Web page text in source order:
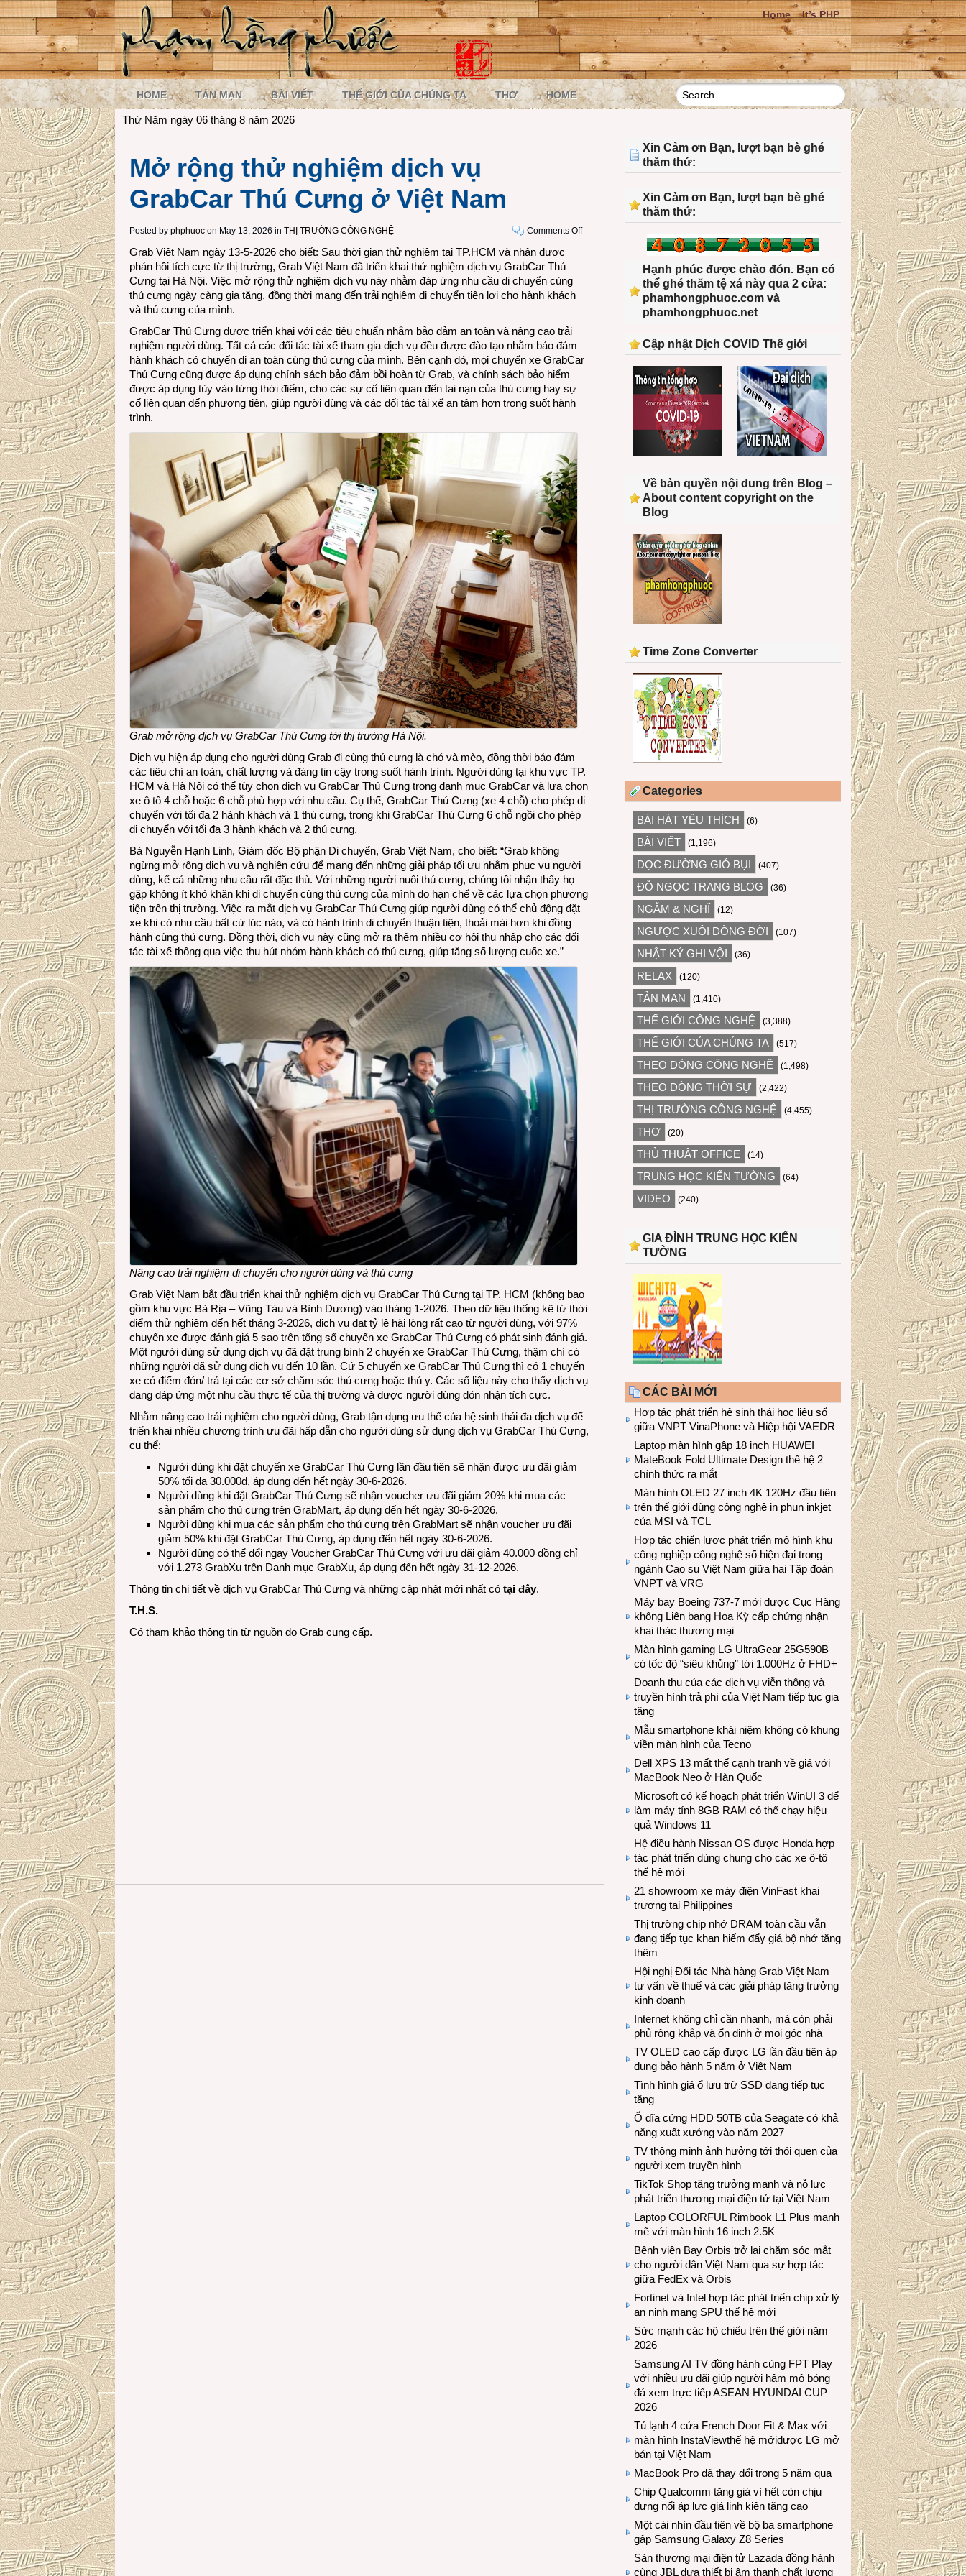
Home It’s PHP
HOME TẢN MẠN BÀI VIẾT THẾ GIỚI CỦA CHÚNG TA THƠ HOME
Thứ Năm ngày 06 tháng 8 năm 2026
Mở rộng thử nghiệm dịch vụ
GrabCar Thú Cưng ở Việt Nam
Posted by phphuoc on May 13, 2026 in THỊ TRƯỜNG CÔNG NGHỆ Comments Offon
Cưng
Grab Việt Nam ngày 13-5-2026 cho biết: Sau thời gian thử nghiệm tại TP.HCM và nhận được
phản hồi tích cực từ thị trường, Grab Việt Nam đã triển khai thử nghiệm dịch vụ GrabCar Thú
Cưng tại Hà Nội. Việc mở rộng thử nghiệm dịch vụ này nhằm đáp ứng nhu cầu di chuyển cùng
thú cưng ngày càng gia tăng, đồng thời mang đến trải nghiệm di chuyển tiện lợi cho hành khách
và thú cưng của mình.
GrabCar Thú Cưng được triển khai với các tiêu chuẩn nhằm bảo đảm an toàn và nâng cao trải
nghiệm người dùng. Tất cả các đối tác tài xế tham gia dịch vụ đều được đào tạo nhằm bảo đảm
hành khách có chuyến đi an toàn cùng thú cưng của mình. Bên cạnh đó, mọi chuyến xe GrabCar
Thú Cưng cũng được áp dụng chính sách bảo đảm bồi hoàn từ Grab, và chính sách bảo hiểm
được áp dụng tùy vào từng thời điểm, cho các sự cố liên quan đến tai nạn của thú cưng hay sự
cố liên quan đến phương tiện, giúp người dùng và các đối tác tài xế an tâm hơn trong suốt hành
trình.
Grab mở rộng dịch vụ GrabCar Thú Cưng tới thị trường Hà Nội.
Dịch vụ hiện áp dụng cho người dùng Grab đi cùng thú cưng là chó và mèo, đồng thời bảo đảm
các tiêu chí an toàn, chất lượng và đáng tin cậy trong suốt hành trình. Người dùng tại khu vực TP.
HCM và Hà Nội có thể tùy chọn dịch vụ GrabCar Thú Cưng trong danh mục GrabCar và lựa chọn
xe ô tô 4 chỗ hoặc 6 chỗ phù hợp với nhu cầu. Cụ thể, GrabCar Thú Cưng (xe 4 chỗ) cho phép di
chuyển với tối đa 2 hành khách và 1 thú cưng, trong khi GrabCar Thú Cưng 6 chỗ ngồi cho phép
di chuyển với tối đa 3 hành khách và 2 thú cưng.
Bà Nguyễn Hạnh Linh, Giám đốc Bộ phận Di chuyển, Grab Việt Nam, cho biết: “Grab không
ngừng mở rộng dịch vụ và nghiên cứu để mang đến những giải pháp tối ưu nhằm phục vụ người
dùng, kể cả những nhu cầu rất đặc thù. Với những người nuôi thú cưng, chúng tôi nhận thấy họ
gặp không ít khó khăn khi di chuyển cùng thú cưng của mình do hạn chế về các lựa chọn phương
tiện trên thị trường. Việc ra mắt dịch vụ GrabCar Thú Cưng giúp người dùng có thể chủ động đặt
xe khi có nhu cầu bất cứ lúc nào, và có hành trình di chuyển thuận tiện, thoải mái hơn khi đồng
hành cùng thú cưng. Đồng thời, dịch vụ này cũng mở ra thêm nhiều cơ hội thu nhập cho các đối
tác tài xế thông qua việc thu hút nhóm hành khách có thú cưng, giúp tăng số lượng cuốc xe.”
Nâng cao trải nghiệm di chuyển cho người dùng và thú cưng
Grab Việt Nam bắt đầu triển khai thử nghiệm dịch vụ GrabCar Thú Cưng tại TP. HCM (không bao
gồm khu vực Bà Rịa – Vũng Tàu và Bình Dương) vào tháng 1-2026. Theo dữ liệu thống kê từ thời
điểm thử nghiệm đến hết tháng 3-2026, dịch vụ đạt tỷ lệ hài lòng rất cao từ người dùng, với 97%
chuyến xe được đánh giá 5 sao trên tổng số chuyến xe GrabCar Thú Cưng có phát sinh đánh giá.
Một người dùng sử dụng dịch vụ đã đặt trung bình 2 chuyến xe GrabCar Thú Cưng, thậm chí có
những người đã sử dụng dịch vụ đến 10 lần. Cứ 5 chuyến xe GrabCar Thú Cưng thì có 1 chuyến
xe có điểm đón/ trả tại các cơ sở chăm sóc thú cưng hoặc thú y. Các số liệu này cho thấy dịch vụ
đang đáp ứng một nhu cầu thực tế của thị trường và được người dùng đón nhận tích cực.
Nhằm nâng cao trải nghiệm cho người dùng, Grab tận dụng ưu thế của hệ sinh thái đa dịch vụ để
triển khai nhiều chương trình ưu đãi hấp dẫn cho người dùng sử dụng dịch vụ GrabCar Thú Cưng,
cụ thể:
Người dùng khi đặt chuyến xe GrabCar Thú Cưng lần đầu tiên sẽ nhận được ưu đãi giảm
50% tối đa 30.000đ, áp dụng đến hết ngày 30-6-2026.
Người dùng khi đặt GrabCar Thú Cưng sẽ nhận voucher ưu đãi giảm 20% khi mua các
sản phẩm cho thú cưng trên GrabMart, áp dụng đến hết ngày 30-6-2026.
Người dùng khi mua các sản phẩm cho thú cưng trên GrabMart sẽ nhận voucher ưu đãi
giảm 50% khi đặt GrabCar Thú Cưng, áp dụng đến hết ngày 30-6-2026.
Người dùng có thể đổi ngay Voucher GrabCar Thú Cưng với ưu đãi giảm 40.000 đồng chỉ
với 1.273 GrabXu trên Danh mục GrabXu, áp dụng đến hết ngày 31-12-2026.
Thông tin chi tiết về dịch vụ GrabCar Thú Cưng và những cập nhật mới nhất có tại đây.
T.H.S.
Có tham khảo thông tin từ nguồn do Grab cung cấp.
Xin Cảm ơn Bạn, lượt bạn bè ghé
thăm thứ:
Xin Cảm ơn Bạn, lượt bạn bè ghé
thăm thứ:
Hạnh phúc được chào đón. Bạn có
thể ghé thăm tệ xá này qua 2 cửa:
phamhongphuoc.com và
phamhongphuoc.net
Cập nhật Dịch COVID Thế giới
Về bản quyền nội dung trên Blog –
About content copyright on the
Blog
Time Zone Converter
Categories
BÀI HÁT YÊU THÍCH (6)
BÀI VIẾT (1,196)
DỌC ĐƯỜNG GIÓ BỤI (407)
ĐỖ NGỌC TRANG BLOG (36)
NGẪM & NGHĨ (12)
NGƯỢC XUÔI DÒNG ĐỜI (107)
NHẬT KÝ GHI VỘI (36)
RELAX (120)
TẢN MẠN (1,410)
THẾ GIỚI CÔNG NGHỆ (3,388)
THẾ GIỚI CỦA CHÚNG TA (517)
THEO DÒNG CÔNG NGHỆ (1,498)
THEO DÒNG THỜI SỰ (2,422)
THỊ TRƯỜNG CÔNG NGHỆ (4,455)
THƠ (20)
THỦ THUẬT OFFICE (14)
TRUNG HỌC KIẾN TƯỜNG (64)
VIDEO (240)
GIA ĐÌNH TRUNG HỌC KIẾN
TƯỜNG
CÁC BÀI MỚI
Hợp tác phát triển hệ sinh thái học liệu số
giữa VNPT VinaPhone và Hiệp hội VAEDR
Laptop màn hình gập 18 inch HUAWEI
MateBook Fold Ultimate Design thế hệ 2
chính thức ra mắt
Màn hình OLED 27 inch 4K 120Hz đầu tiên
trên thế giới dùng công nghệ in phun inkjet
của MSI và TCL
Hợp tác chiến lược phát triển mô hình khu
công nghiệp công nghệ số hiện đại trong
ngành Cao su Việt Nam giữa hai Tập đoàn
VNPT và VRG
Máy bay Boeing 737-7 mới được Cục Hàng
không Liên bang Hoa Kỳ cấp chứng nhận
khai thác thương mại
Màn hình gaming LG UltraGear 25G590B
có tốc độ “siêu khủng” tới 1.000Hz ở FHD+
Doanh thu của các dịch vụ viễn thông và
truyền hình trả phí của Việt Nam tiếp tục gia
tăng
Mẫu smartphone khái niệm không có khung
viền màn hình của Tecno
Dell XPS 13 mất thế cạnh tranh về giá với
MacBook Neo ở Hàn Quốc
Microsoft có kế hoạch phát triển WinUI 3 để
làm máy tính 8GB RAM có thể chạy hiệu
quả Windows 11
Hệ điều hành Nissan OS được Honda hợp
tác phát triển dùng chung cho các xe ô-tô
thế hệ mới
21 showroom xe máy điện VinFast khai
trương tại Philippines
Thị trường chip nhớ DRAM toàn cầu vẫn
đang tiếp tục khan hiếm đẩy giá bộ nhớ tăng
thêm
Hội nghị Đối tác Nhà hàng Grab Việt Nam
tư vấn về thuế và các giải pháp tăng trưởng
kinh doanh
Internet không chỉ cần nhanh, mà còn phải
phủ rộng khắp và ổn định ở mọi góc nhà
TV OLED cao cấp được LG lần đầu tiên áp
dụng bảo hành 5 năm ở Việt Nam
Tình hình giá ổ lưu trữ SSD đang tiếp tục
tăng
Ổ đĩa cứng HDD 50TB của Seagate có khả
năng xuất xưởng vào năm 2027
TV thông minh ảnh hưởng tới thói quen của
người xem truyền hình
TikTok Shop tăng trưởng mạnh và nỗ lực
phát triển thương mại điện tử tại Việt Nam
Laptop COLORFUL Rimbook L1 Plus mạnh
mẽ với màn hình 16 inch 2.5K
Bệnh viện Bay Orbis trở lại chăm sóc mắt
cho người dân Việt Nam qua sự hợp tác
giữa FedEx và Orbis
Fortinet và Intel hợp tác phát triển chip xử lý
an ninh mạng SPU thế hệ mới
Sức mạnh các hộ chiếu trên thế giới năm
2026
Samsung AI TV đồng hành cùng FPT Play
với nhiều ưu đãi giúp người hâm mộ bóng
đá xem trực tiếp ASEAN HYUNDAI CUP
2026
Tủ lạnh 4 cửa French Door Fit & Max với
màn hình InstaViewthế hệ mớiđược LG mở
bán tại Việt Nam
MacBook Pro đã thay đổi trong 5 năm qua
Chip Qualcomm tăng giá vì hết còn chịu
đựng nổi áp lực giá linh kiện tăng cao
Một cái nhìn đầu tiên về bộ ba smartphone
gập Samsung Galaxy Z8 Series
Sàn thương mại điện tử Lazada đồng hành
cùng JBL dưa thiết bị âm thanh chất lượng